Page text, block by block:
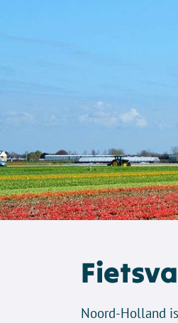
Noord-Holland